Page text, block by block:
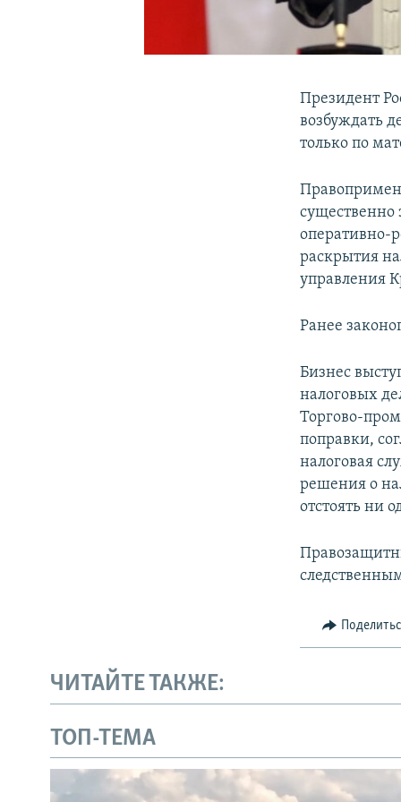
Президент
возбуждать
только по
существенно
оперативно-
раскрытия
управления
Ранее
Бизнес
налоговых
Торгово-
поправки,
налоговая
решения о
отстоять ни
ЧИТАЙТЕ ТАКЖЕ:
ТОП-ТЕМА